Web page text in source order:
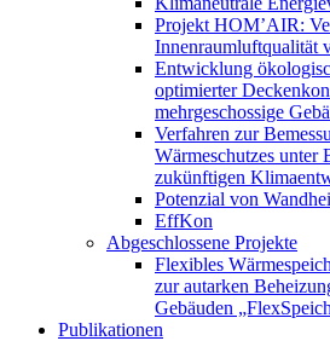
Projekt HOM’AIR:
Innenraumluftqualität
Entwicklung
optimierter
mehrgeschossige
Verfahren zur
Wärmeschutzes unter
zukünftigen
Potenzial von
EffKon
Abgeschlossene Projekte
Flexibles
zur autarken
Gebäuden
Publikationen